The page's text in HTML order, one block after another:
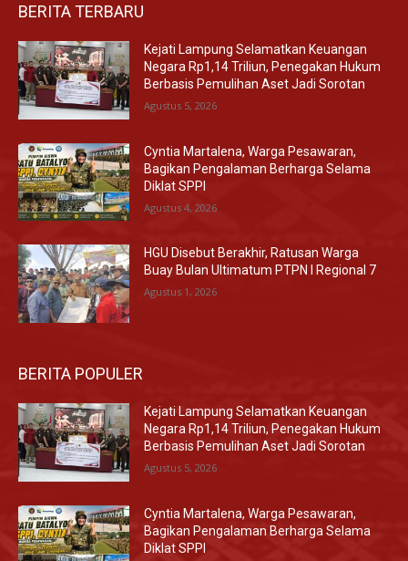
BERITA TERBARU
Kejati Lampung Selamatkan Keuangan
Negara Rp1,14 Triliun, Penegakan Hukum
Berbasis Pemulihan Aset Jadi Sorotan
Agustus 5, 2026
Cyntia Martalena, Warga Pesawaran,
Bagikan Pengalaman Berharga Selama
Diklat SPPI
Agustus 4, 2026
HGU Disebut Berakhir, Ratusan Warga
Buay Bulan Ultimatum PTPN I Regional 7
Agustus 1, 2026
BERITA POPULER
Kejati Lampung Selamatkan Keuangan
Negara Rp1,14 Triliun, Penegakan Hukum
Berbasis Pemulihan Aset Jadi Sorotan
Agustus 5, 2026
Cyntia Martalena, Warga Pesawaran,
Bagikan Pengalaman Berharga Selama
Diklat SPPI